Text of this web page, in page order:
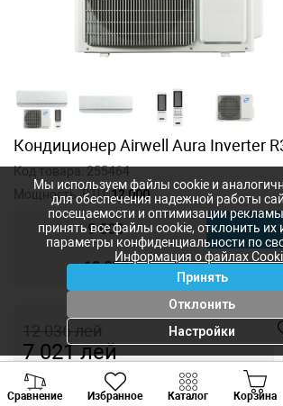
Кондиционер Airwell Aura Inverter
Код товара:255464
Мощность, BTU:12 000
9 000
18 000
12 036лей
7 021лей
Купить в 1 клик
Сравнение Избранное Каталог Корзина
Мы используем файлы cookie и
для обеспечения надежной работы
посещаемости и оптимизации
принять все файлы cookie, отклонить их
параметры конфиденциальности по
Информация о файлах
Принять
Отклонить
Настройки